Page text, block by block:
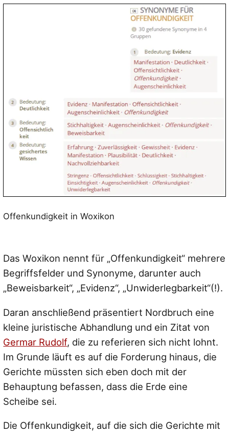
Offenkundigkeit in Woxikon
Das Woxikon nennt für „Offenkundigkeit“ mehrere
Begriffsfelder und Synonyme, darunter auch
„Beweisbarkeit“, „Evidenz“, „Unwiderlegbarkeit“(!).
Daran anschließend präsentiert Nordbruch eine
kleine juristische Abhandlung und ein Zitat von
Germar Rudolf, die zu referieren sich nicht lohnt.
Im Grunde läuft es auf die Forderung hinaus, die
Gerichte müssten sich eben doch mit der
Behauptung befassen, dass die Erde eine
Scheibe sei.
Die Offenkundigkeit, auf die sich die Gerichte mit